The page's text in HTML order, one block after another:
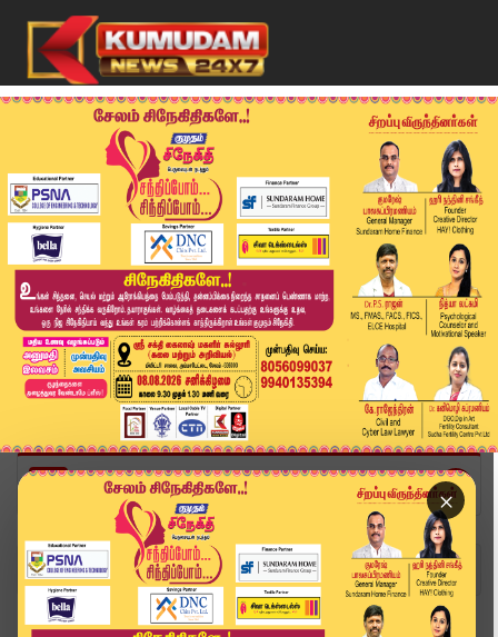
×
Home Topics shanmugam